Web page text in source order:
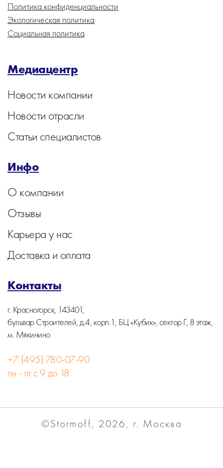
Политика конфиденциальности
Экологическая политика
Социальная политика
Медиацентр
Новости компании
Новости отрасли
Статьи специалистов
Инфо
О компании
Отзывы
Карьера у нас
Доставка и оплата
Контакты
г. Красногорск, 143401,
бульвар Строителей, д.4, корп.1, БЦ «Кубик», сектор Г, 8 этаж,
м. Мякинино
+7 (495) 780-07-90
пн - пт с 9 до 18
©Stormoff, 2026, г. Москва